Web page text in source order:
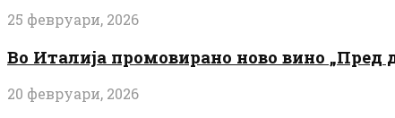
25 февруари, 2026
Во Италија промовирано ново вино
20 февруари, 2026